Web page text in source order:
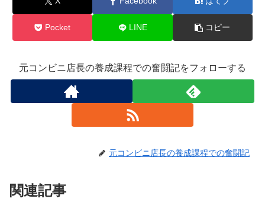
Pocket LINE コピー
元コンビニ店長の養成課程での奮闘記をフォローする
元コンビニ店長の養成課程での奮闘記
関連記事